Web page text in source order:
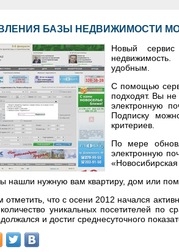
БАЗЫ НЕДВИЖИМОСТИ
Новый
удобным.
С помощью
подходят. Вы
электронную
Подписку
критериев.
По мере
электронную
нашли нужную вам квартиру, дом или
отметить, что с осени 2012 начался
уникальных посетителей
и достиг среднесуточного